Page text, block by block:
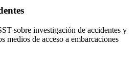
sobre investigación de accidentes y
medios de acceso a embarcaciones